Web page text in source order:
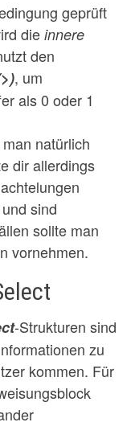
geprüft
dieinnere
den
, um
als 0 oder 1
natürlich
dir allerdings
sind
sollte man
vornehmen.
-Strukturen sind
zu
kommen. Für